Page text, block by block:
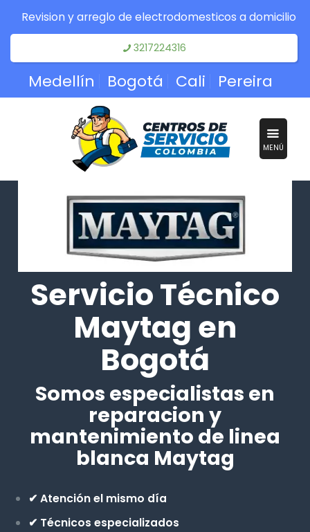
Revision y arreglo de electrodomesticos a domicilio
3217224316
Medellín Bogotá Cali Pereira
MENÚ
Servicio Técnico
Maytag en
Bogotá
Somos especialistas en
reparacion y
mantenimiento de linea
blanca Maytag
✔ Atención el mismo día
✔ Técnicos especializados